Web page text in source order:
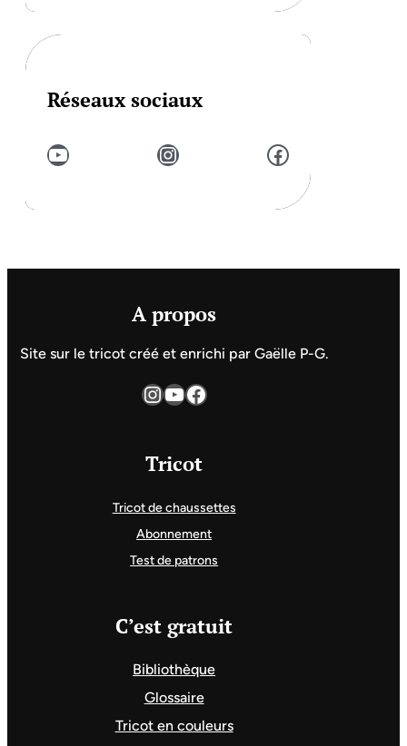
Réseaux sociaux
YouTube Instagram Facebook
A propos
Site sur le tricot créé et enrichi par Gaëlle P-G.
InstagramYouTube Facebook
Tricot
Tricot de chaussettes
Abonnement
Test de patrons
C’est gratuit
Bibliothèque
Glossaire
Tricot en couleurs